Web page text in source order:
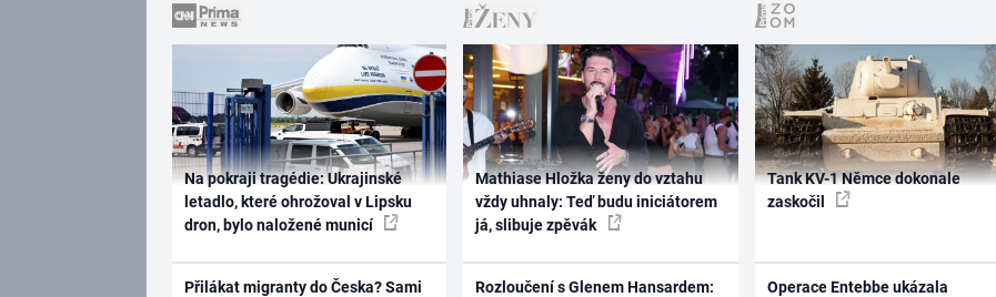
Na pokraji tragédie: Ukrajinské
letadlo, které ohrožoval v Lipsku
dron, bylo naložené municí
Přilákat migranty do Česka? Sami
Mathiase Hložka ženy do vztahu
vždy uhnaly: Teď budu iniciátorem
já, slibuje zpěvák
Rozloučení s Glenem Hansardem:
Tank KV-1 Němce dokonale
zaskočil
Operace Entebbe ukázala